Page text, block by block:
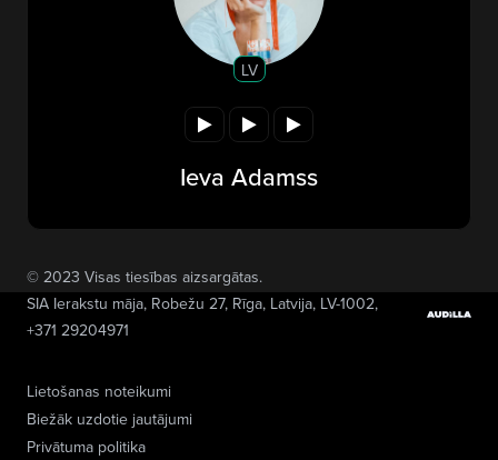
LV
Ieva Adamss
Lietošanas noteikumi
Biežāk uzdotie jautājumi
Privātuma politika
© 2023 Visas tiesības aizsargātas.
SIA Ierakstu māja, Robežu 27, Rīga, Latvija, LV-1002,
+371 29204971